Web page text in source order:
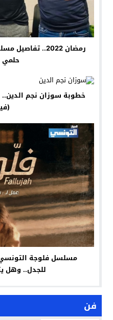
رمضان 2022..
حلمي
خطوبة سوزان نجم
مسلسل فلوجة التونسي
للجدل.. وهل
فن